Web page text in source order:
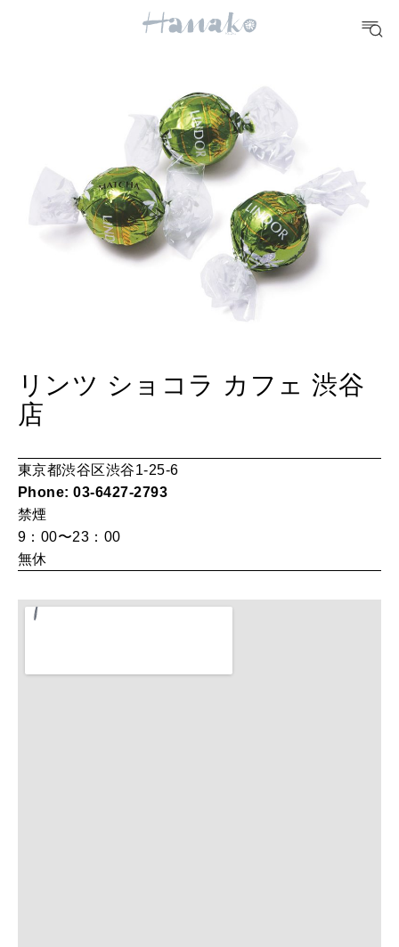
10 CATEGORIES
おいしい
TRAVEL
どこ行く？
FORTUNE
[12星座別] Weekly Holoscope
女神まり愛のタロットメッセージ
SUSTAINABLE
リンツ ショコラ カフェ 渋谷
店
東京都渋谷区渋谷1-25-6
Phone: 03-6427-2793
禁煙
9：00〜23：00
無休